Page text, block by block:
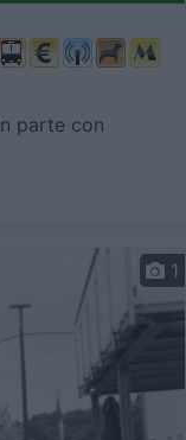
parte con
1